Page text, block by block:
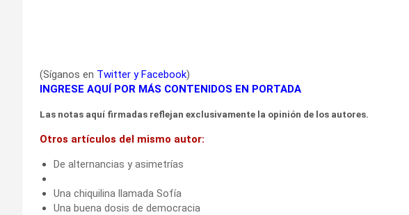
(Síganos en Twitter yFacebook)
INGRESE AQUÍ POR MÁS CONTENIDOS EN PORTADA
Las notas aquí firmadas reflejan exclusivamente la opinión de los autores.
Otros artículos del mismo autor:
De alternancias y asimetrías
Una chiquilina llamada Sofía
Una buena dosis de democracia